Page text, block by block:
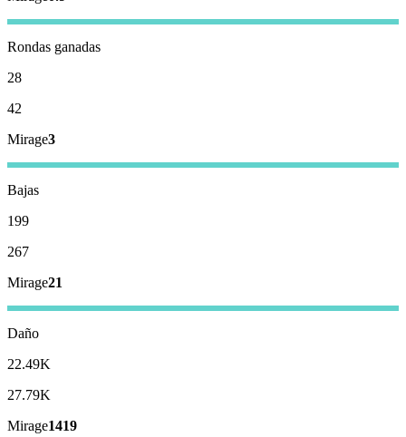
Rondas ganadas
28
42
Mirage3
Bajas
199
267
Mirage21
Daño
22.49K
27.79K
Mirage1419